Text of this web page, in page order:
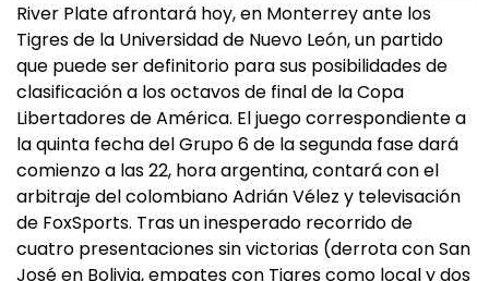
River Plate afrontará hoy, en Monterrey ante los
Tigres de la Universidad de Nuevo León, un partido
que puede ser definitorio para sus posibilidades de
clasificación a los octavos de final de la Copa
Libertadores de América. El juego correspondiente a
la quinta fecha del Grupo 6 de la segunda fase dará
comienzo a las 22, hora argentina, contará con el
arbitraje del colombiano Adrián Vélez y televisación
de FoxSports. Tras un inesperado recorrido de
cuatro presentaciones sin victorias (derrota con San
José en Bolivia, empates con Tigres como local y dos